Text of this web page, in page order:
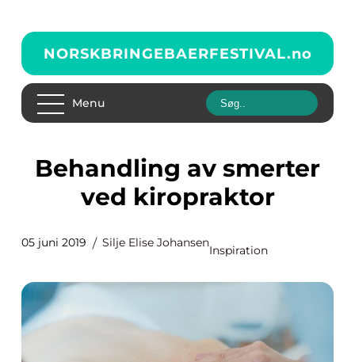
NORSKBRINGEBAERFESTIVAL.no
Menu
Behandling av smerter
ved kiropraktor
05 juni 2019 Silje Elise Johansen
Inspiration